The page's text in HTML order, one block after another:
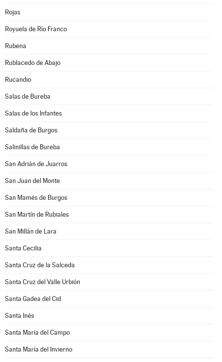
Rojas
Royuela de Río Franco
Rubena
Rublacedo de Abajo
Rucandio
Salas de Bureba
Salas de los Infantes
Saldaña de Burgos
Salinillas de Bureba
San Adrián de Juarros
San Juan del Monte
San Mamés de Burgos
San Martín de Rubiales
San Millán de Lara
Santa Cecilia
Santa Cruz de la Salceda
Santa Cruz del Valle Urbión
Santa Gadea del Cid
Santa Inés
Santa María del Campo
Santa María del Invierno